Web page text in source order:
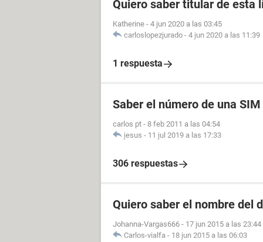
Quiero saber titular de esta
Katherine - 4 jun 2020 a las 03:45
carloslopezjurado - 4 jun 2020 a las 11:39
1 respuesta
Saber el número de una
carlos pt - 8 feb 2011 a las 04:54
jesus - 11 jul 2019 a las 17:33
306 respuestas
Quiero saber el nombre del
Johanna-Vargas666 - 17 jun 2015 a las 23:44
Carlos-vialfa - 18 jun 2015 a las 06:03